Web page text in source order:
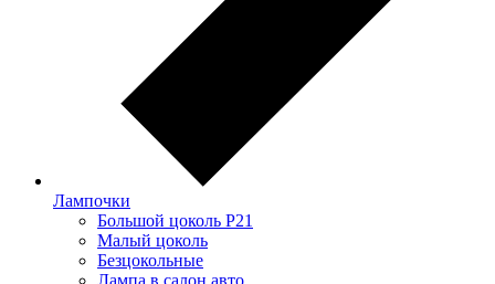
Лампочки
Большой цоколь P21
Малый цоколь
Безцокольные
Лампа в салон авто